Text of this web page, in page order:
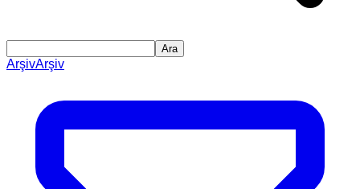
Ara
ArşivArşiv